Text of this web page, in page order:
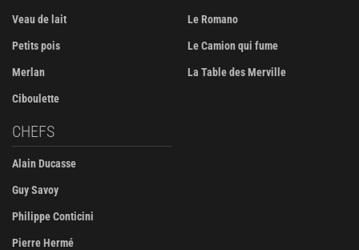
Veau de lait
Petits pois
Merlan
Ciboulette
Le Romano
Le Camion qui fume
La Table des Merville
CHEFS
Alain Ducasse
Guy Savoy
Philippe Conticini
Pierre Hermé